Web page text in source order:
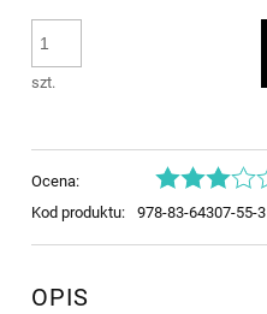
szt.
Ocena:
Kod produktu:
978-83-64307-55-3
OPIS